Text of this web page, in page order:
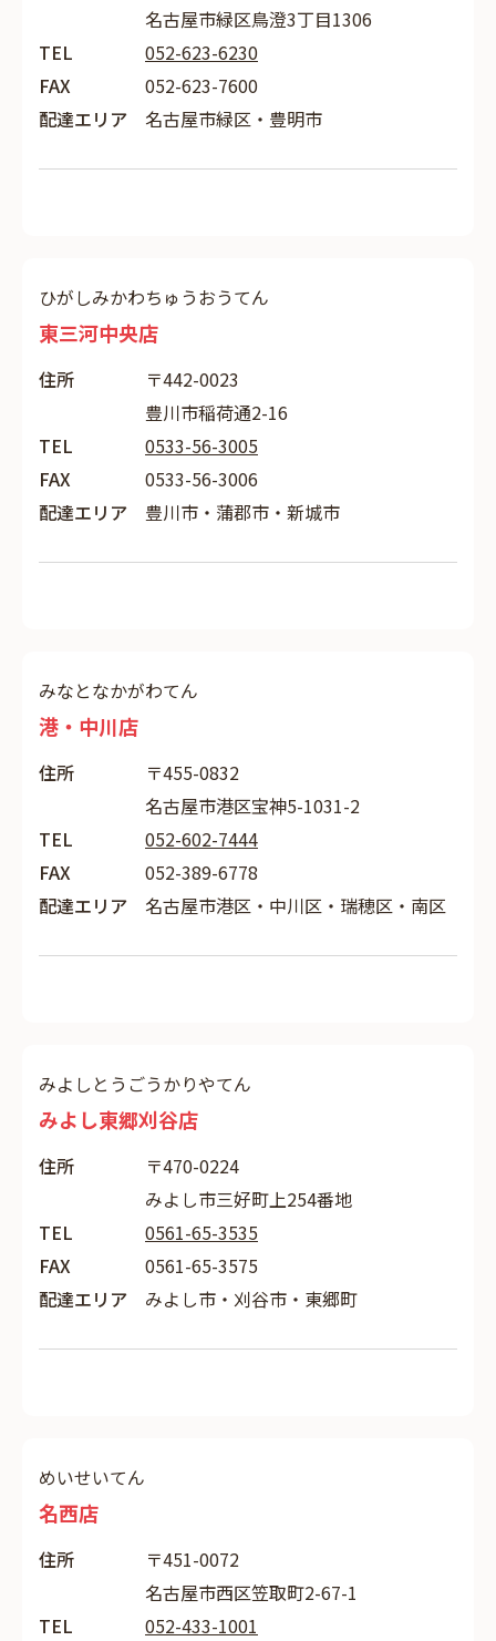
名古屋市緑区鳥澄3丁目1306
TEL
052-623-6230
FAX
052-623-7600
配達エリア
名古屋市緑区・豊明市
ひがしみかわちゅうおうてん
東三河中央店
住所
〒442-0023
豊川市稲荷通2-16
TEL
0533-56-3005
FAX
0533-56-3006
配達エリア
豊川市・蒲郡市・新城市
みなとなかがわてん
港・中川店
住所
〒455-0832
名古屋市港区宝神5-1031-2
TEL
052-602-7444
FAX
052-389-6778
配達エリア
名古屋市港区・中川区・瑞穂区・南区
みよしとうごうかりやてん
みよし東郷刈谷店
住所
〒470-0224
みよし市三好町上254番地
TEL
0561-65-3535
FAX
0561-65-3575
配達エリア
みよし市・刈谷市・東郷町
めいせいてん
名西店
住所
〒451-0072
名古屋市西区笠取町2-67-1
TEL
052-433-1001